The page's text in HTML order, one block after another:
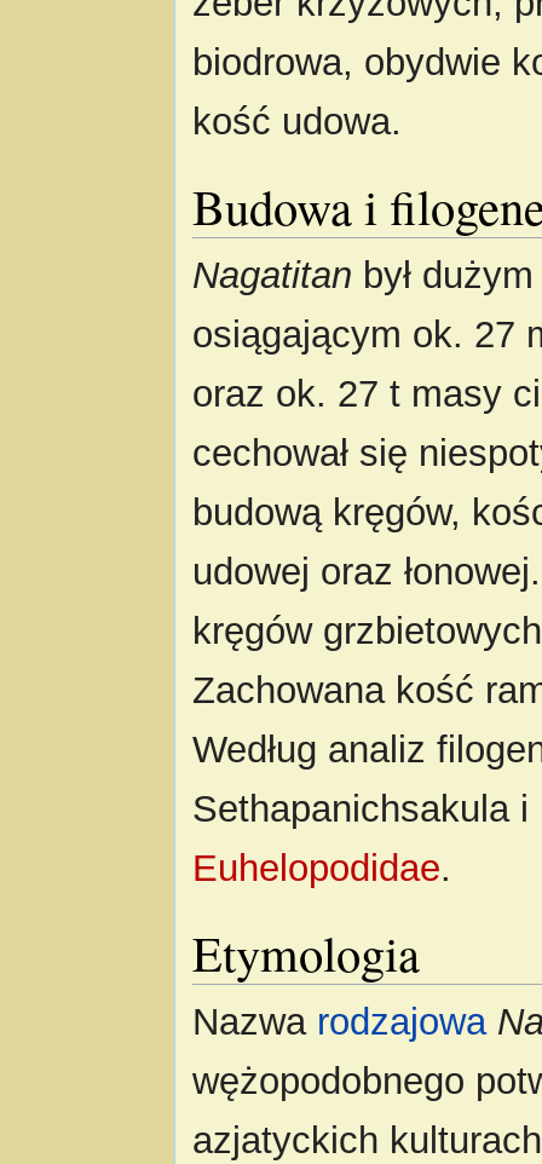
biodrowa, obydwie
kość udowa.
Budowa i
Nagatitan był
osiągającym ok. 27
oraz ok. 27 t masy
cechował się
budową kręgów,
udowej oraz
kręgów
Zachowana kość
Według analiz
Sethapanichsakula
Euhelopodidae.
Etymologia
Nazwa rodzajowa
wężopodobnego
azjatyckich